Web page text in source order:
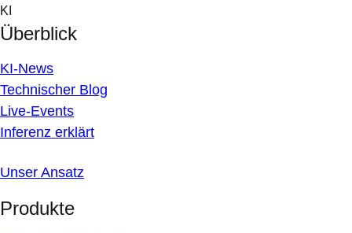
Skip
to
content
KI
Überblick
KI-News
Technischer Blog
Live-Events
Inferenz erklärt
Unser Ansatz
Produkte